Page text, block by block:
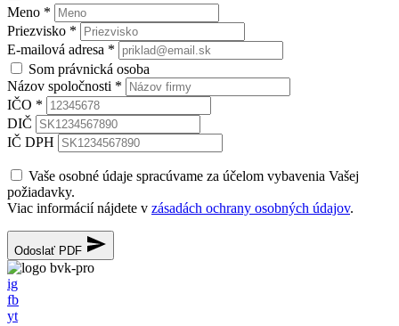
Meno *
Priezvisko *
E-mailová adresa *
Som právnická osoba
Názov spoločnosti *
IČO *
DIČ
IČ DPH
Vaše osobné údaje spracúvame za účelom vybavenia Vašej
požiadavky.
Viac informácií nájdete v zásadách ochrany osobných údajov.
Odoslať PDF
ig
fb
yt